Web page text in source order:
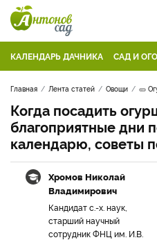
КАЛЕНДАРЬ ДАЧНИКА САД И
Главная Лента статей Овощи 🥒
Когда посадить
благоприятные дни
календарю, советы
Хромов Николай
Владимирович
Кандидат с.-х. наук,
старший научный
сотрудник ФНЦ им. И.В.